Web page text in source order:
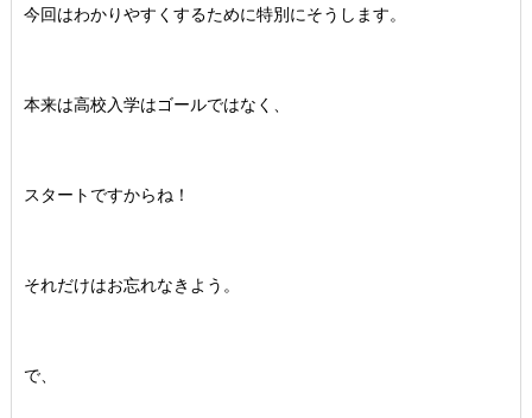
今回はわかりやすくするために特別にそうします。
本来は高校入学はゴールではなく、
スタートですからね！
それだけはお忘れなきよう。
で、